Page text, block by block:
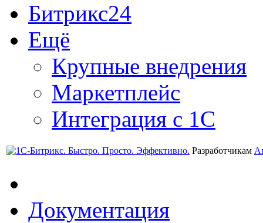
Битрикс24
Ещё
Крупные внедрения
Маркетплейс
Интеграция с 1С
Разработчикам
Документация